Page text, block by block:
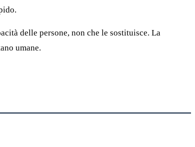
delle persone, non che le sostituisce. La
umane.